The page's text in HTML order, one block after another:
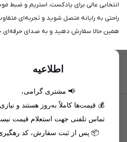
راحتی به رایانه متصل شوید و تجربه‌ای
همین حالا سفارش دهید و به صدای حرفه‌ای
اطلاعیه
📢 مشتری گرامی،
💰 قیمت‌ها کاملاً به‌روز هستند و
تماس تلفنی جهت استعلام قیمت
📦 پس از ثبت سفارش، کد
تحویل اکسپرس(با هماهنگی)
اطلاعات تماس
09221680256 - 09373782289
دسترسی سریع